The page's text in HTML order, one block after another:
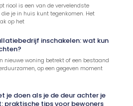
riool is een van de vervelendste
je in huis kunt tegenkomen. Het
op het
inschakelen: wat kun
nieuwe woning betrekt of een bestaand
op een gegeven moment
je doen als je de deur achter je
praktische tips voor bewoners